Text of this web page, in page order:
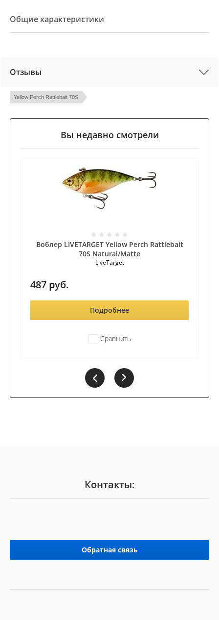
Общие характеристики
Отзывы
Yellow Perch Rattlebait 70S
Вы недавно смотрели
Воблер LIVETARGET Yellow Perch Rattlebait
70S Natural/Matte
LiveTarget
487 руб.
Подробнее
Сравнить
Контакты:
Обратная связь